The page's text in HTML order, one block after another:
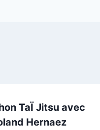
TaÏ Jitsu avec
Hernaez